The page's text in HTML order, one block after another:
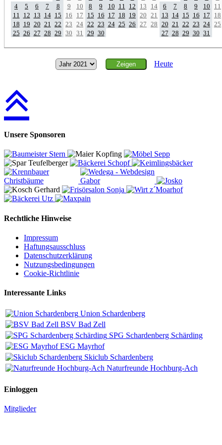
4
5 6 7 8 9
10
11
12 13 14 15 16
17
18 19 20 21 22 23
24
25 26 27 28 29 30 31
8
9 10 11 12 13
14
15 16 17 18 19 20
21
22 23 24 25 26 27
28
29 30
6
7 8 9 10
11
13 14 15 16 17
18
20 21 22 23 24 25
27 28 29 30 31
Heute
Unsere Sponsoren
Rechtliche Hinweise
Impressum
Haftungsausschluss
Datenschutzerklärung
Nutzungsbedingungen
Cookie-Richtlinie
Interessante Links
Union Schardenberg
BSV Bad Zell
SPG Schardenberg Schärding
ESG Mayrhof
Skiclub Schardenberg
Naturfreunde Hochburg-Ach
Einloggen
Mitglieder